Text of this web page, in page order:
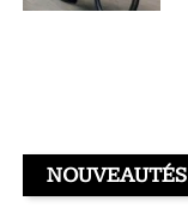
NOUVEAUTÉS